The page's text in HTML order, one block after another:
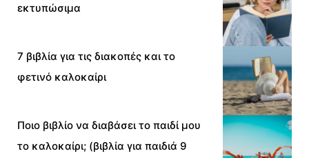
εκτυπώσιμα
7 βιβλία για τις διακοπές και το
φετινό καλοκαίρι
Ποιο βιβλίο να διαβάσει το παιδί μου
το καλοκαίρι; (βιβλία για παιδιά 9